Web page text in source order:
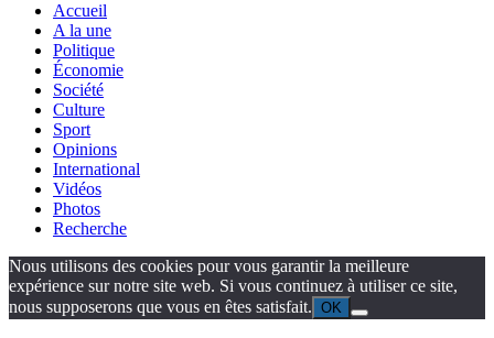
Accueil
A la une
Politique
Économie
Société
Culture
Sport
Opinions
International
Vidéos
Photos
Recherche
Nous utilisons des cookies pour vous garantir la meilleure
expérience sur notre site web. Si vous continuez à utiliser ce site,
nous supposerons que vous en êtes satisfait. OK